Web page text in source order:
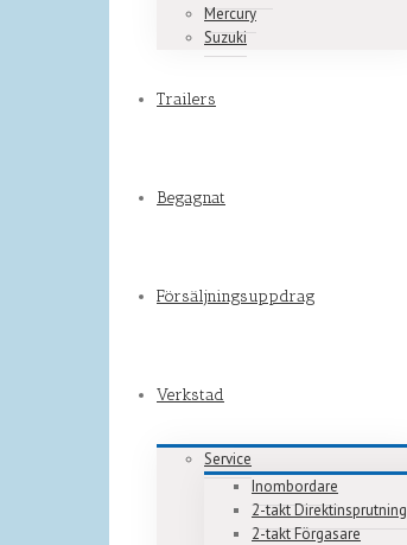
Mercury
Suzuki
Trailers
Begagnat
Försäljningsuppdrag
Verkstad
Service
Inombordare
2-takt Direktinsprutning
2-takt Förgasare